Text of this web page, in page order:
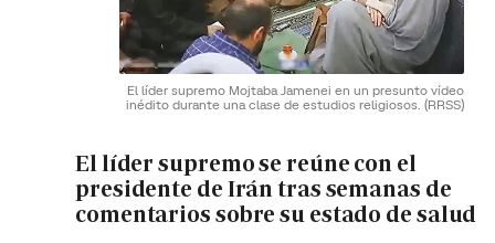
El líder supremo Mojtaba Jamenei en un presunto vídeo
inédito durante una clase de estudios religiosos. (RRSS)
El líder supremo se reúne con el
presidente de Irán tras semanas de
comentarios sobre su estado de salud